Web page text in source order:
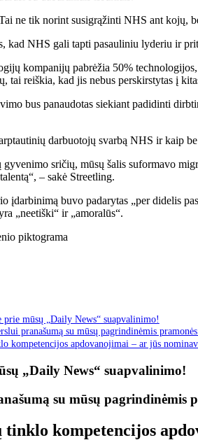
ne tik norint susigrąžinti NHS ant kojų,
kad NHS gali tapti pasauliniu lyderiu ir
kompanijų pabrėžia 50%
tai reiškia, kad jis nebus perskirstytas į
bus panaudotas siekiant padidinti
darbuotojų svarbą NHS ir kaip
sričių, mūsų šalis suformavo
– sakė Streetling.
įdarbinimą buvo padarytas „per didelis
„neetiški“ ir „amoralūs“.
mūsų „Daily News“ suapvalinimo!
pranašumą su mūsų pagrindinėmis
kompetencijos apdovanojimai – ar jūs
„Daily News“ suapvalinimo!
su mūsų pagrindinėmis
kompetencijos